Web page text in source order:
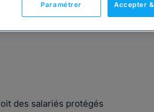
des salariés protégés
Accepter
Paramétrer